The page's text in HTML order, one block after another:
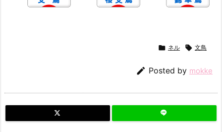
 ネル  文鳥
 Posted by mokke